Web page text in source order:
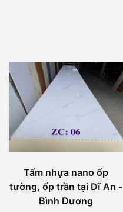
Tấm nhựa nano ốp
tường, ốp trần tại Dĩ An -
Bình Dương